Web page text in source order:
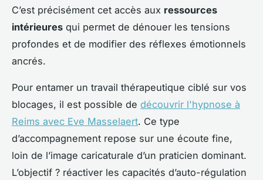
C’est précisément cet accès aux ressources
intérieures qui permet de dénouer les tensions
profondes et de modifier des réflexes émotionnels
ancrés.
Pour entamer un travail thérapeutique ciblé sur vos
blocages, il est possible de découvrir l'hypnose à
Reims avec Eve Masselaert. Ce type
d’accompagnement repose sur une écoute fine,
loin de l’image caricaturale d’un praticien dominant.
L’objectif ? réactiver les capacités d’auto-régulation